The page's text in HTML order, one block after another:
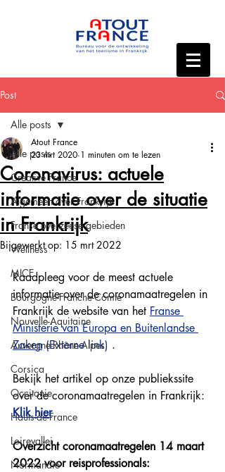
Post
Alle posts
Creative France
Algemeen over Frankrijk
Franse overzeese gebieden
Wellness
MICE
Bourgogne-Franche-Comté
Nouvelle-Aquitaine
Auvergne-Rhône-Alpes
Corsica
Occitanie
Hauts-de-France
Loirevallei
Normandie
Alle posts
Coronavirus: actuele
informatie over de situatie
in Frankrijk
Atout France
23 mrt 2020 1 minuten om te lezen
Bijgewerkt op: 15 mrt 2022
Raadpleeg voor de meest actuele
informatie over de coronamaatregelen in
Frankrijk de website van het Franse
Ministerie van Europa en Buitenlandse
Zaken (Externe link) .
Bekijk het artikel op onze publiekssite
over de coronamaatregelen in Frankrijk:
Klik hier
Overzicht coronamaatregelen 14 maart
2022 voor reisprofessionals: